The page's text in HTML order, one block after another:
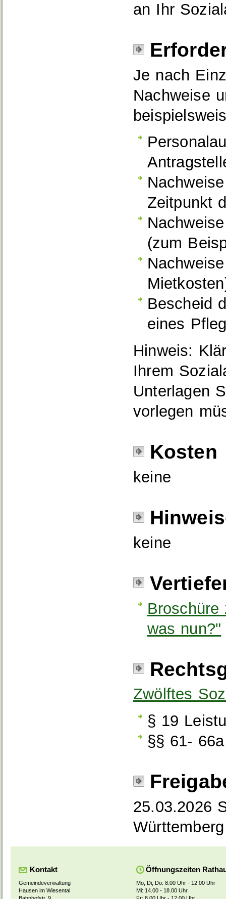
an Ihr
Je nach
Nachweise
Zeitpunkt
(zum
Bescheid
eines
Hinweis:
Ihrem
Unterlagen
vorlegen
Kosten
keine
keine
was nun?"
Zwölftes
§ 19
§§ 61-
25.03.2026
Württemberg
Kontakt
Gemeindeverwaltung
Hausen im Wiesental
Öffnungszeiten
Mo, Di, Do: 8.00 Uhr - 12.00 Uhr
Mi: 14.00 - 18.00 Uhr